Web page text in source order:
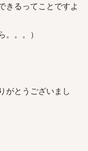
きるってことですよ
。。。）
がとうございまし